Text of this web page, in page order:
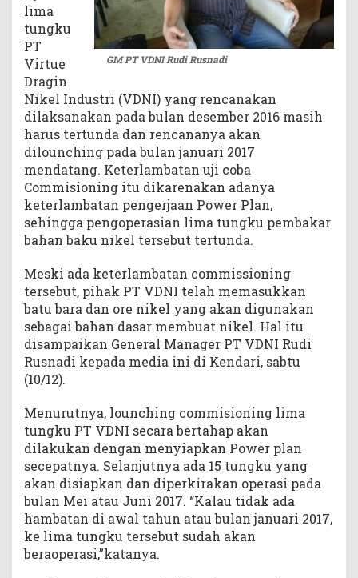
GM PT VDNI Rudi Rusnadi
lima
tungku
PT
Virtue
Dragin
Nikel Industri (VDNI) yang rencanakan
dilaksanakan pada bulan desember 2016 masih
harus tertunda dan rencananya akan
dilounching pada bulan januari 2017
mendatang. Keterlambatan uji coba
Commisioning itu dikarenakan adanya
keterlambatan pengerjaan Power Plan,
sehingga pengoperasian lima tungku pembakar
bahan baku nikel tersebut tertunda.
Meski ada keterlambatan commissioning
tersebut, pihak PT VDNI telah memasukkan
batu bara dan ore nikel yang akan digunakan
sebagai bahan dasar membuat nikel. Hal itu
disampaikan General Manager PT VDNI Rudi
Rusnadi kepada media ini di Kendari, sabtu
(10/12).
Menurutnya, lounching commisioning lima
tungku PT VDNI secara bertahap akan
dilakukan dengan menyiapkan Power plan
secepatnya. Selanjutnya ada 15 tungku yang
akan disiapkan dan diperkirakan operasi pada
bulan Mei atau Juni 2017. “Kalau tidak ada
hambatan di awal tahun atau bulan januari 2017,
ke lima tungku tersebut sudah akan
beraoperasi,”katanya.